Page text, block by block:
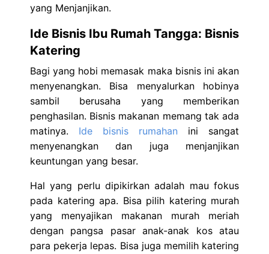
yang Menjanjikan.
Ide Bisnis Ibu Rumah Tangga: Bisnis
Katering
Bagi yang hobi memasak maka bisnis ini akan
menyenangkan. Bisa menyalurkan hobinya
sambil berusaha yang memberikan
penghasilan. Bisnis makanan memang tak ada
matinya. Ide bisnis rumahan ini sangat
menyenangkan dan juga menjanjikan
keuntungan yang besar.
Hal yang perlu dipikirkan adalah mau fokus
pada katering apa. Bisa pilih katering murah
yang menyajikan makanan murah meriah
dengan pangsa pasar anak-anak kos atau
para pekerja lepas. Bisa juga memilih katering